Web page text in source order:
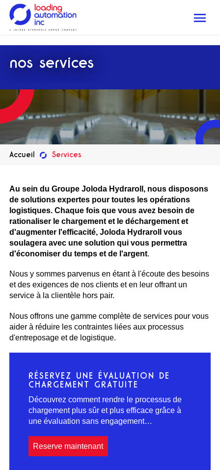
Automation
nos services
Accueil Services
Au sein du Groupe Joloda Hydraroll, nous disposons
de solutions expertes pour toutes les opérations
logistiques. Chaque fois que vous avez besoin de
rationaliser le chargement et le déchargement et
d'augmenter l'efficacité, Joloda Hydraroll vous
soulagera avec une solution qui vous permettra
d'économiser du temps et de l'argent.
Nous y sommes parvenus en étant à l'écoute des besoins
et des exigences de nos clients et en leur offrant un
service à la clientèle hors pair.
Nous offrons une gamme complète de services pour vous
aider à réduire les contraintes liées aux processus
d'entreposage et de logistique.
RÉSERVEZ UNE ÉVALUATION DE
CHARGEMENT GRATUITE
Découvrez comment rendre le processus de
chargement plus sûr et plus efficace grâce à
une évaluation sans engagement…
Reserve maintenant